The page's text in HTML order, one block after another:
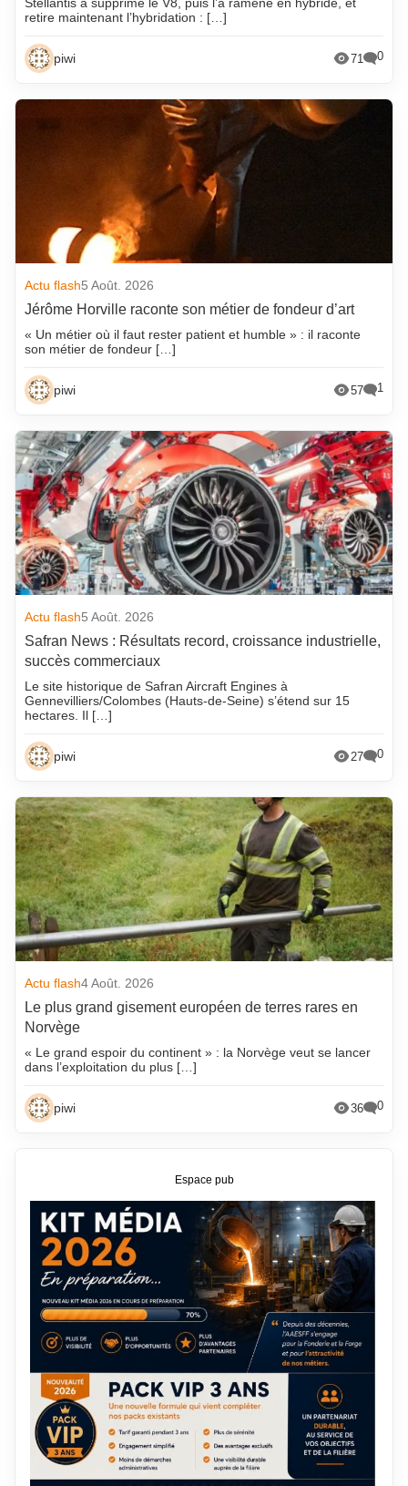
retire maintenant l’hybridation : […]
piwi 71 0
Actu flash5 Août. 2026
Jérôme Horville raconte son métier de fondeur d’art
« Un métier où il faut rester patient et humble » : il raconte
son métier de fondeur […]
piwi 57 1
Actu flash5 Août. 2026
Safran News : Résultats record, croissance industrielle,
succès commerciaux
Le site historique de Safran Aircraft Engines à
Gennevilliers/Colombes (Hauts-de-Seine) s’étend sur 15
hectares. Il […]
piwi 27 0
Actu flash4 Août. 2026
Le plus grand gisement européen de terres rares en
Norvège
« Le grand espoir du continent » : la Norvège veut se lancer
dans l’exploitation du plus […]
piwi 36 0
Espace pub